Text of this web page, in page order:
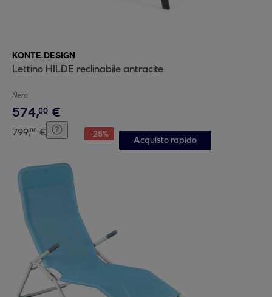
KONTE.DESIGN
Lettino HILDE reclinabile antracite
Nero
574,00 €
799,00 € -28%
Acquisto rapido